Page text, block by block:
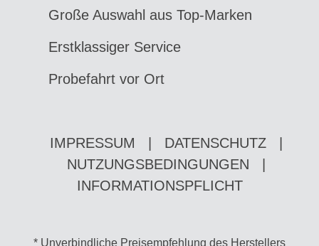
Große Auswahl aus Top-Marken
Erstklassiger Service
Probefahrt vor Ort
IMPRESSUM DATENSCHUTZ
NUTZUNGSBEDINGUNGEN
INFORMATIONSPFLICHT
* Unverbindliche Preisempfehlung des Herstellers